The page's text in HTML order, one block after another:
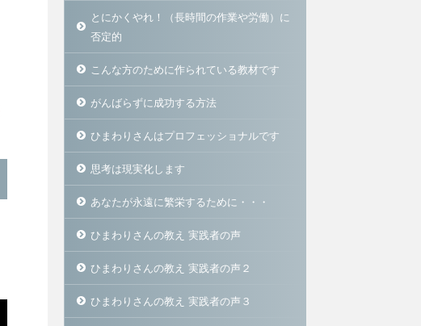
とにかくやれ！（長時間の作業や労働）に
否定的
こんな方のために作られている教材です
がんばらずに成功する方法
ひまわりさんはプロフェッショナルです
思考は現実化します
あなたが永遠に繁栄するために・・・
ひまわりさんの教え 実践者の声
ひまわりさんの教え 実践者の声２
ひまわりさんの教え 実践者の声３